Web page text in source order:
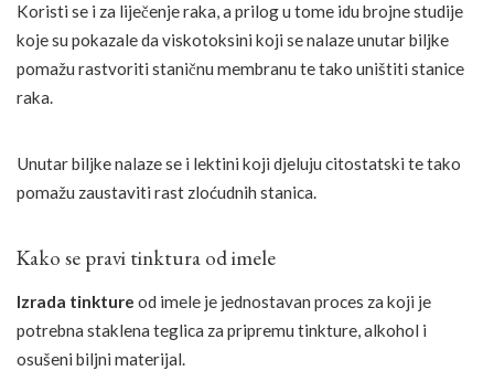
Koristi se i za liječenje raka, a prilog u tome idu brojne studije
koje su pokazale da viskotoksini koji se nalaze unutar biljke
pomažu rastvoriti staničnu membranu te tako uništiti stanice
raka.
Unutar biljke nalaze se i lektini koji djeluju citostatski te tako
pomažu zaustaviti rast zloćudnih stanica.
Kako se pravi tinktura od imele
Izrada tinkture od imele je jednostavan proces za koji je
potrebna staklena teglica za pripremu tinkture, alkohol i
osušeni biljni materijal.